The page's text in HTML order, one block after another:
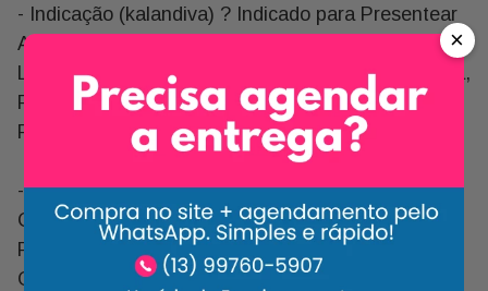
- Indicação (kalandiva) ? Indicado para Presentear
Alguém com Carinho Oferecendo Esta Pequena
Lembrança. Como É Uma Flor Plantada e Pequena,
Pode Ser Oferecida para Amiga, Irmã, Prima,
Professora, Vizinha ou Alguém Que Quer Bem
- Complete o Seu Presente: Escolha Os Melhores
Complementos para o Seu Presente Como:
Pelúcias, Chocolates, Presentes Temáticos, Entre
Outros Itens para Deixar o Seu Presente Ainda
×